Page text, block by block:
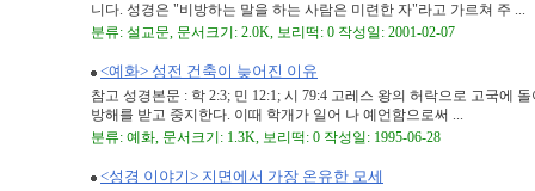
니다. 성경은 "비방하는 말을 하는 사람은 미련한 자"라고 가르쳐 주 ...
분류: 설교문, 문서크기: 2.0K, 보리떡: 0 작성일: 2001-02-07
<예화> 성전 건축이 늦어진 이유
참고 성경본문 : 학 2:3; 민 12:1; 시 79:4 고레스 왕의 허락으로 고국에
방해를 받고 중지한다. 이때 학개가 일어 나 예언함으로써 ...
분류: 예화, 문서크기: 1.3K, 보리떡: 0 작성일: 1995-06-28
<성경 이야기> 지면에서 가장 온유한 모세